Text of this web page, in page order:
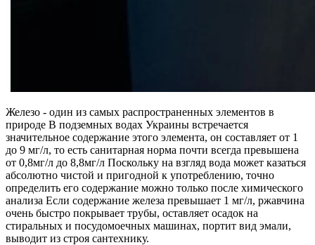
Железо - один из самых распространенных элементов в
природе В подземных водах Украины встречается
значительное содержание этого элемента, он составляет от 1
до 9 мг/л, то есть санитарная норма почти всегда превышена
от 0,8мг/л до 8,8мг/л Поскольку на взгляд вода может казаться
абсолютно чистой и пригодной к употреблению, точно
определить его содержание можно только после химического
анализа Если содержание железа превышает 1 мг/л, ржавчина
очень быстро покрывает трубы, оставляет осадок на
стиральных и посудомоечных машинах, портит вид эмали,
выводит из строя сантехнику.